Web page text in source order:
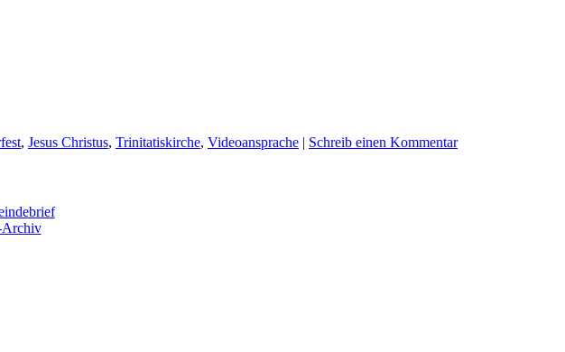
, Jesus Christus, Trinitatiskirche, Videoansprache | Schreib einen Kommentar
Archiv